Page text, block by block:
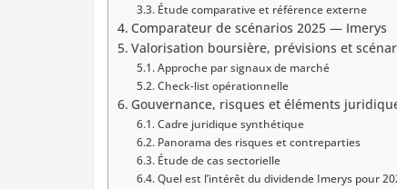
Étude comparative et référence externe
Comparateur de scénarios 2025 — Imerys
Valorisation boursière, prévisions et
Approche par signaux de marché
Check-list opérationnelle
Gouvernance, risques et éléments
Cadre juridique synthétique
Panorama des risques et contreparties
Étude de cas sectorielle
Quel est l’intérêt du dividende Imerys pour